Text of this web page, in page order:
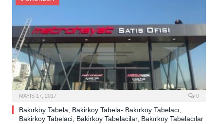
MAYIS 17, 2017 0
Bakırköy Tabela, Bakirkoy Tabela- Bakırköy Tabelacı,
Bakirkoy Tabelaci, Bakirkoy Tabelacilar, Bakırkoy Tabelacılar